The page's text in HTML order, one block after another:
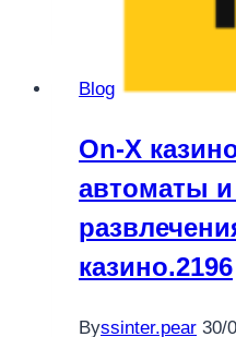
Game
and
Blog
On-X
автоматы
казино.2196
Byssinter.pear 30/